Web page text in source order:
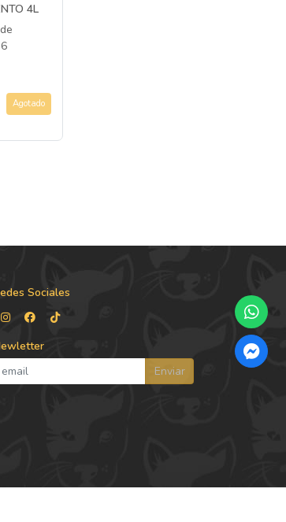
4L
Agotado
Sociales
Enviar